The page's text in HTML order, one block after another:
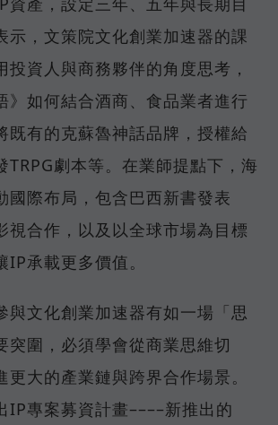
示，文策院文化創業加速器的課
投資人與商務夥伴的角度思考，
》如何結合酒商、食品業者進行
既有的克蘇魯神話品牌，授權給
TRPG劇本等。在業師提點下，海
國際布局，包含巴西新書發表
視合作，以及以全球市場為目標
承載更多價值。
與文化創業加速器有如一場「思
突圍，必須學會從商業思維切
更大的產業鏈與跨界合作場景。
IP專案募資計畫––––新推出的